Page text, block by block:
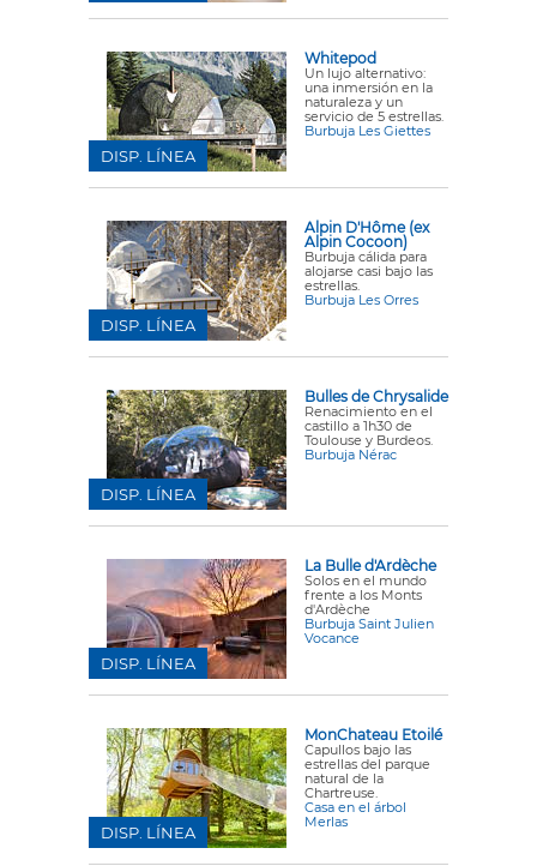
Whitepod
Un lujo alternativo:
una inmersión en la
naturaleza y un
servicio de 5 estrellas.
Burbuja Les Giettes
DISP. LÍNEA
Alpin D'Hôme (ex
Alpin Cocoon)
Burbuja cálida para
alojarse casi bajo las
estrellas.
Burbuja Les Orres
DISP. LÍNEA
Bulles de Chrysalide
Renacimiento en el
castillo a 1h30 de
Toulouse y Burdeos.
Burbuja Nérac
DISP. LÍNEA
La Bulle d'Ardèche
Solos en el mundo
frente a los Monts
d'Ardèche
Burbuja Saint Julien
Vocance
DISP. LÍNEA
MonChateau Etoilé
Capullos bajo las
estrellas del parque
natural de la
Chartreuse.
Casa en el árbol
Merlas
DISP. LÍNEA